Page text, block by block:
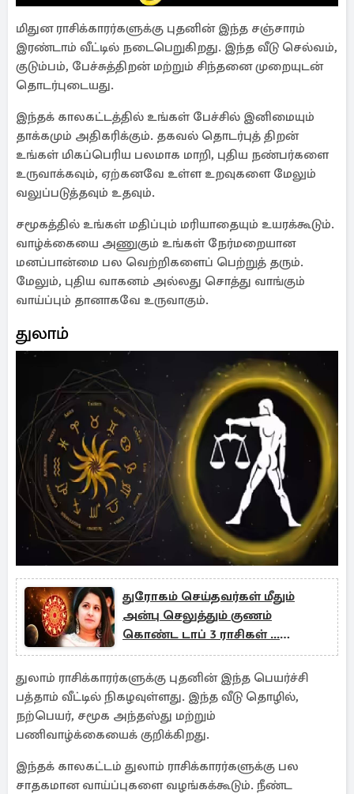
மிதுன ராசிக்காரர்களுக்கு புதனின் இந்த சஞ்சாரம்
இரண்டாம் வீட்டில் நடைபெறுகிறது. இந்த வீடு செல்வம்,
குடும்பம், பேச்சுத்திறன் மற்றும் சிந்தனை முறையுடன்
தொடர்புடையது.
இந்தக் காலகட்டத்தில் உங்கள் பேச்சில் இனிமையும்
தாக்கமும் அதிகரிக்கும். தகவல் தொடர்புத் திறன்
உங்கள் மிகப்பெரிய பலமாக மாறி, புதிய நண்பர்களை
உருவாக்கவும், ஏற்கனவே உள்ள உறவுகளை மேலும்
வலுப்படுத்தவும் உதவும்.
சமூகத்தில் உங்கள் மதிப்பும் மரியாதையும் உயரக்கூடும்.
வாழ்க்கையை அணுகும் உங்கள் நேர்மறையான
மனப்பான்மை பல வெற்றிகளைப் பெற்றுத் தரும்.
மேலும், புதிய வாகனம் அல்லது சொத்து வாங்கும்
வாய்ப்பும் தானாகவே உருவாகும்.
துலாம்
துரோகம் செய்தவர்கள் மீதும்
அன்பு செலுத்தும் குணம்
கொண்ட டாப் 3 ராசிகள் ...
இவர்கள் கிடைப்பதே வரம்!
துலாம் ராசிக்காரர்களுக்கு புதனின் இந்த பெயர்ச்சி
பத்தாம் வீட்டில் நிகழவுள்ளது. இந்த வீடு தொழில்,
நற்பெயர், சமூக அந்தஸ்து மற்றும்
பணிவாழ்க்கையைக் குறிக்கிறது.
இந்தக் காலகட்டம் துலாம் ராசிக்காரர்களுக்கு பல
சாதகமான வாய்ப்புகளை வழங்கக்கூடும். நீண்ட